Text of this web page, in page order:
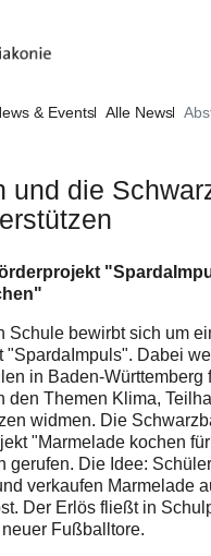
& Events Alle News
und die
Schule bewirbt sich um
"SpardaImpuls". Dabei
in Baden-Württemberg
den Themen Klima,
widmen. Die
"Marmelade kochen
gerufen. Die Idee:
verkaufen Marmelade
Der Erlös fließt in
Fußballtore.